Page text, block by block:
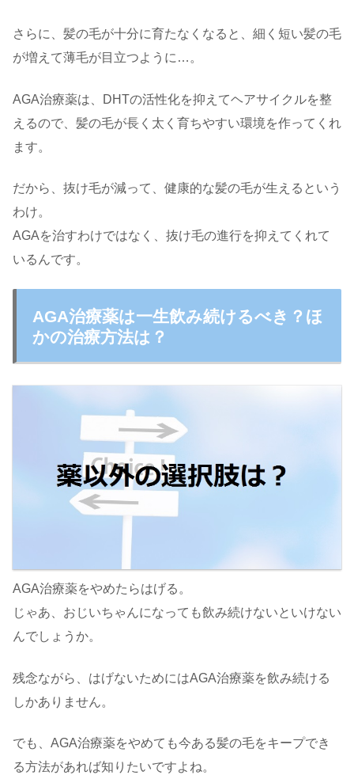
さらに、髪の毛が十分に育たなくなると、細く短い髪の毛
が増えて薄毛が目立つように…。
AGA治療薬は、DHTの活性化を抑えてヘアサイクルを整
えるので、髪の毛が長く太く育ちやすい環境を作ってくれ
ます。
だから、抜け毛が減って、健康的な髪の毛が生えるという
わけ。
AGAを治すわけではなく、抜け毛の進行を抑えてくれて
いるんです。
AGA治療薬は一生飲み続けるべき？ほ
かの治療方法は？
AGA治療薬をやめたらはげる。
じゃあ、おじいちゃんになっても飲み続けないといけない
んでしょうか。
残念ながら、はげないためにはAGA治療薬を飲み続ける
しかありません。
でも、AGA治療薬をやめても今ある髪の毛をキープでき
る方法があれば知りたいですよね。